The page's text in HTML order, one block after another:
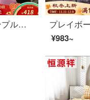
恒源祥家紡シンプルな4点セットのシーツは天糸純色4点セットで1.5 m/1.8 mダブルベッドの上にセットされた淑女粉-灰1.8 mベッド/布団カバー220*240 cm
¥983~